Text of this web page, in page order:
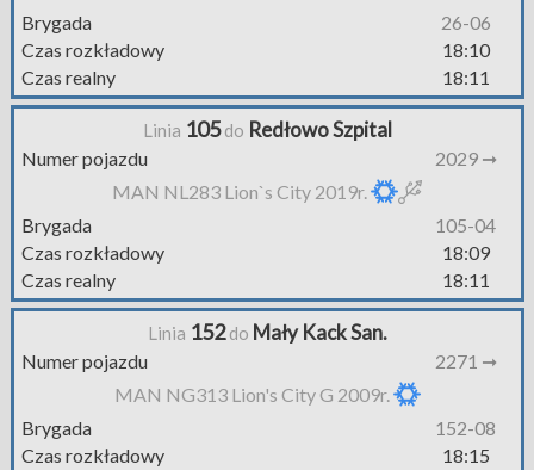
Brygada
26-06
Czas rozkładowy
18:10
Czas realny
18:11
Linia 105do Redłowo Szpital
Numer pojazdu
2029 ➞
MAN NL283 Lion`s City 2019r.
Brygada
105-04
Czas rozkładowy
18:09
Czas realny
18:11
Linia 152do Mały Kack San.
Numer pojazdu
2271 ➞
MAN NG313 Lion's City G 2009r.
Brygada
152-08
Czas rozkładowy
18:15